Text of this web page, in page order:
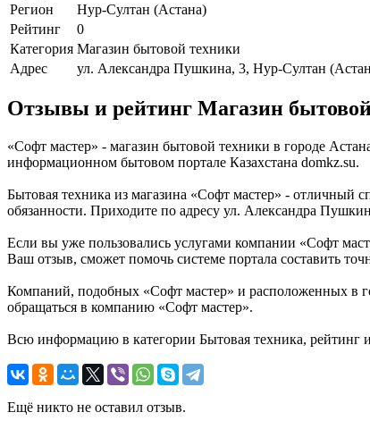
Регион
Нур-Султан (Астана)
Рейтинг
0
Категория Магазин бытовой техники
Адрес
ул. Александра Пушкина, 3, Нур-Султан
Отзывы и рейтинг Магазин
«Софт мастер» - магазин бытовой техники в городе
информационном бытовом портале Казахстана domkz.su.
Бытовая техника из магазина «Софт мастер» - отличный
обязанности. Приходите по адресу ул. Александра
Если вы уже пользовались услугами компании «Софт
Ваш отзыв, сможет помочь системе портала составить
Компаний, подобных «Софт мастер» и расположенных в
обращаться в компанию «Софт мастер».
Всю информацию в категории Бытовая техника, рейтинг
Ещё никто не оставил отзыв.